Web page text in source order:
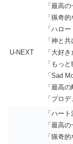
U-NEXT
「最高
「猟奇的
「ハロ
「神と
「大好き
「もっ
「Sad
「最高
「プロ
「ハー
「最高
「猟奇的